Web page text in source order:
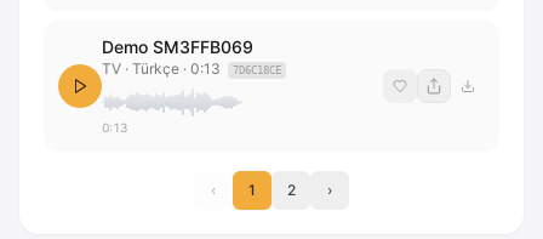
Demo SM3FFB069
TV · Türkçe · 0:13 7D6C18CE
0:13
‹ 1 2 ›